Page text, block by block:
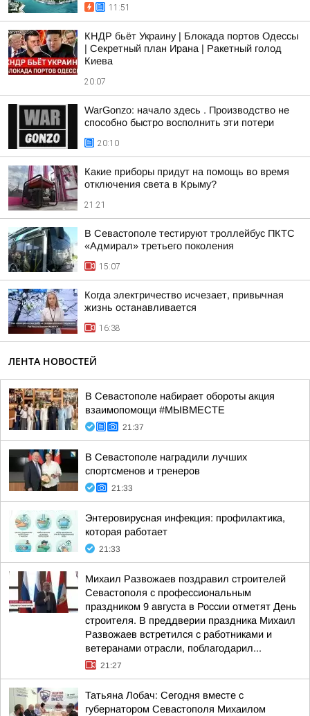
11:51
КНДР бьёт Украину | Блокада портов Одессы
| Секретный план Ирана | Ракетный голод
Киева
20:07
WarGonzo: начало здесь . Производство не
способно быстро восполнить эти потери
20:10
Какие приборы придут на помощь во время
отключения света в Крыму?
21:21
В Севастополе тестируют троллейбус ПКТС
«Адмирал» третьего поколения
15:07
Когда электричество исчезает, привычная
жизнь останавливается
16:38
ЛЕНТА НОВОСТЕЙ
В Севастополе набирает обороты акция
взаимопомощи #МЫВМЕСТЕ
21:37
В Севастополе наградили лучших
спортсменов и тренеров
21:33
Энтеровирусная инфекция: профилактика,
которая работает
21:33
Михаил Развожаев поздравил строителей
Севастополя с профессиональным
праздником 9 августа в России отметят День
строителя. В преддверии праздника Михаил
Развожаев встретился с работниками и
ветеранами отрасли, поблагодарил...
21:27
Татьяна Лобач: Сегодня вместе с
губернатором Севастополя Михаилом